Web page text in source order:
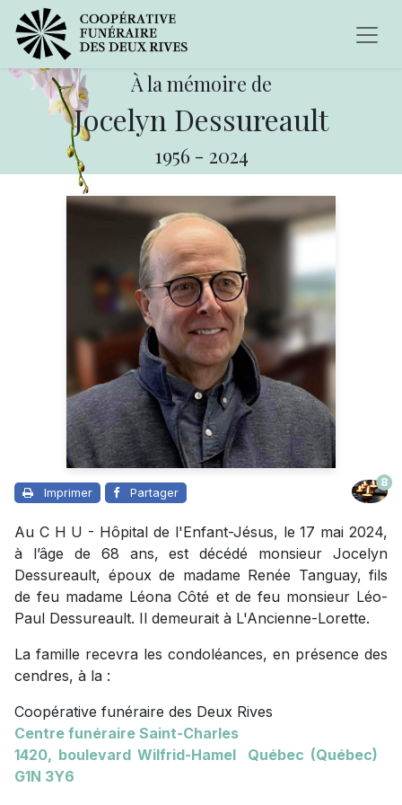
À la mémoire de
Jocelyn Dessureault
1956 - 2024
Imprimer Partager
8
Au C H U - Hôpital de l'Enfant-Jésus, le 17 mai 2024,
à l’âge de 68 ans, est décédé monsieur Jocelyn
Dessureault, époux de madame Renée Tanguay, fils
de feu madame Léona Côté et de feu monsieur Léo-
Paul Dessureault. Il demeurait à L'Ancienne-Lorette.
La famille recevra les condoléances, en présence des
cendres, à la :
Coopérative funéraire des Deux Rives
Centre funéraire Saint-Charles
1420, boulevard Wilfrid-Hamel Québec (Québec)
G1N 3Y6